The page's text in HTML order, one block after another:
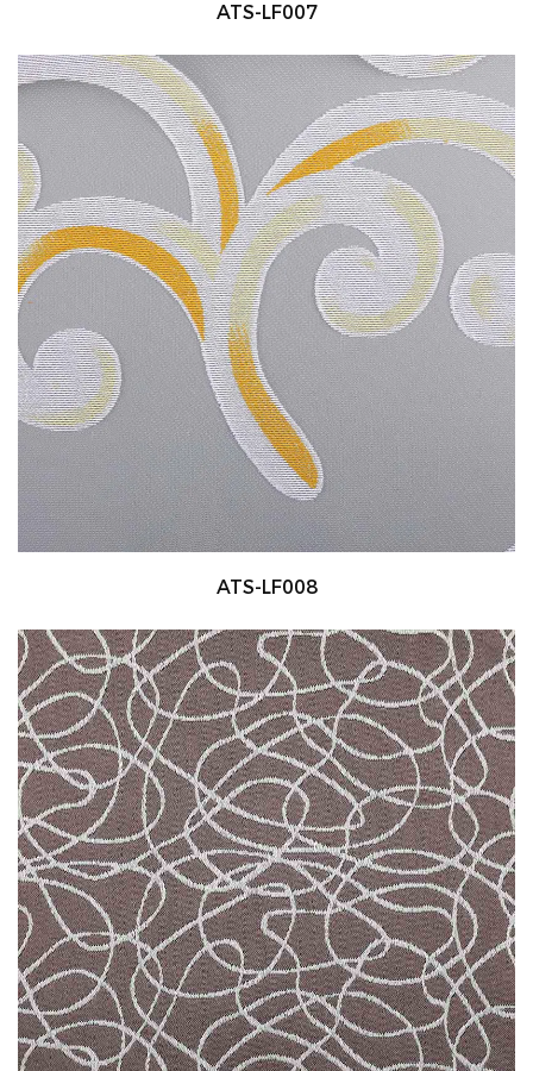
ATS-LF007
ATS-LF008